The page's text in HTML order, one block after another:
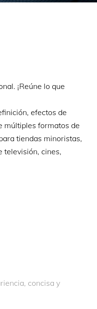
¡Reúne lo que
efectos de
múltiples formatos de
tiendas minoristas,
televisión, cines,
concisa y